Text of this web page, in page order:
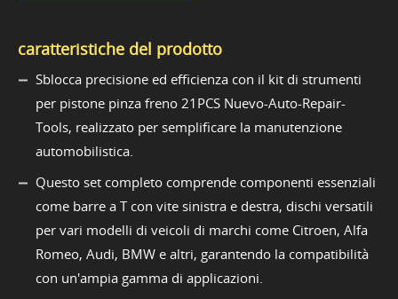
caratteristiche del prodotto
Sblocca precisione ed efficienza con il kit di strumenti
per pistone pinza freno 21PCS Nuevo-Auto-Repair-
Tools, realizzato per semplificare la manutenzione
automobilistica.
Questo set completo comprende componenti essenziali
come barre a T con vite sinistra e destra, dischi versatili
per vari modelli di veicoli di marchi come Citroen, Alfa
Romeo, Audi, BMW e altri, garantendo la compatibilità
con un'ampia gamma di applicazioni.